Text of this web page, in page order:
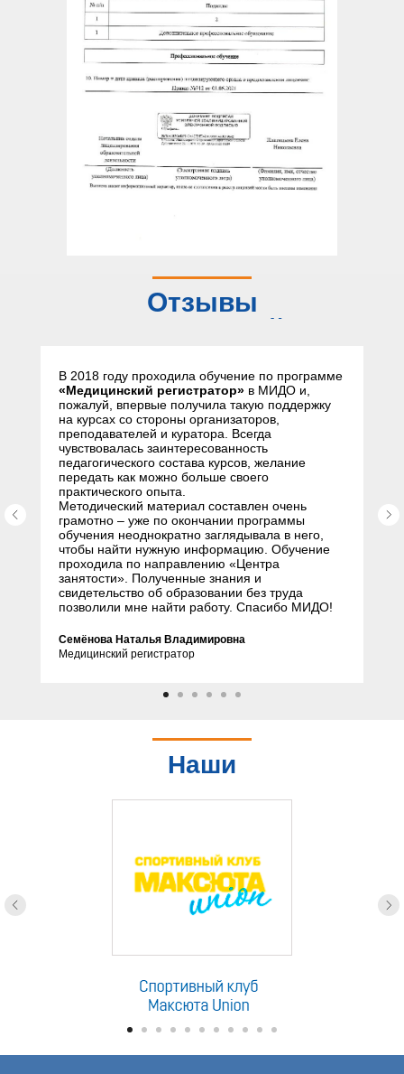
Отзывы
слушателей
В 2018 году проходила обучение по программе
«Медицинский регистратор» в МИДО и,
пожалуй, впервые получила такую поддержку
на курсах со стороны организаторов,
преподавателей и куратора. Всегда
чувствовалась заинтересованность
педагогического состава курсов, желание
передать как можно больше своего
практического опыта.
Методический материал составлен очень
грамотно – уже по окончании программы
обучения неоднократно заглядывала в него,
чтобы найти нужную информацию. Обучение
проходила по направлению «Центра
занятости». Полученные знания и
свидетельство об образовании без труда
позволили мне найти работу. Спасибо МИДО!
Семёнова Наталья Владимировна
Медицинский регистратор
Наши